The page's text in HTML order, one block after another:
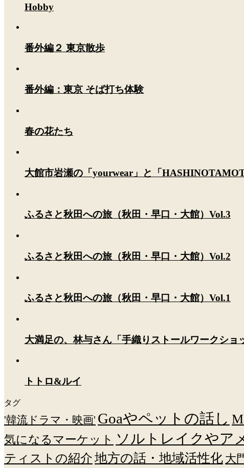
Hobby
番外編２ 東京散歩
番外編：東京 そば打ち体験
春の花たち
大館市岩瀬の「yourwear」と「
ふるさと秋田への旅（秋田・早口・大館）Vol.3
ふるさと秋田への旅（秋田・早口・大館）Vol.2
ふるさと秋田への旅（秋田・早口・大館）Vol.1
大満足の、林与さん「手織りストールワークショ
トトロ&ルイ
タグ
'韓流ドラマ・映画' Goaやペットの話し
気になるマーケット ソルトレイクやア
ティストの紹介地方の話・地域活性化 大